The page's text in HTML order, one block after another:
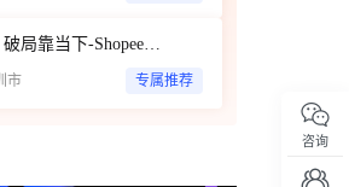
55%
抢占东南亚 · 破局靠当下-Shopee商家破局增长闭门私享会
市 专属推荐
咨询